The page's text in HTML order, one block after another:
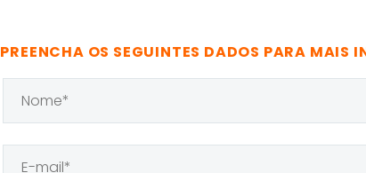
PREENCHA OS SEGUINTES DADOS PARA MAIS